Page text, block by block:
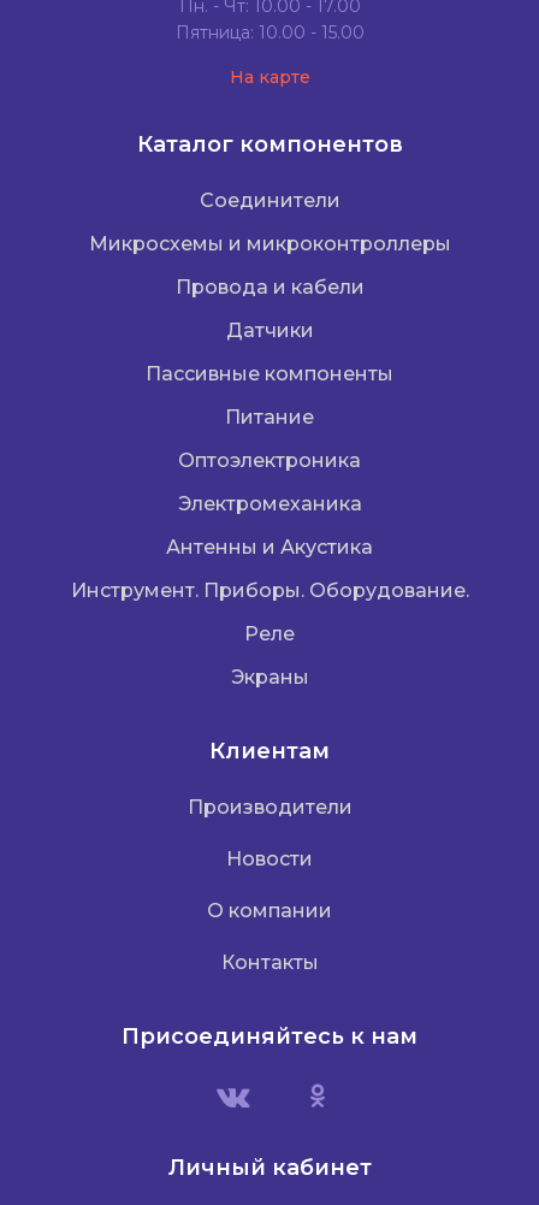
Пн. - Чт: 10.00 - 17.00
Пятница: 10.00 - 15.00
На карте
Каталог компонентов
Соединители
Микросхемы и микроконтроллеры
Провода и кабели
Датчики
Пассивные компоненты
Питание
Оптоэлектроника
Электромеханика
Антенны и Акустика
Инструмент. Приборы. Оборудование.
Реле
Экраны
Клиентам
Производители
Новости
О компании
Контакты
Присоединяйтесь к нам
Личный кабинет